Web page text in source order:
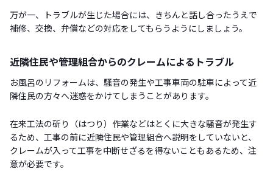
万が一、トラブルが生じた場合には、きちんと話し合ったうえで
補修、交換、弁償などの対応をしてもらうようにしましょう。
近隣住民や管理組合からのクレームによるトラブル
お風呂のリフォームは、騒音の発生や工事車両の駐車によって近
隣住民の方々へ迷惑をかけてしまうことがあります。
在来工法の斫り（はつり）作業などはとくに大きな騒音が発生す
るため、工事の前に近隣住民や管理組合へ説明をしていないと、
クレームが入って工事を中断せざるを得ないこともあるため、注
意が必要です。